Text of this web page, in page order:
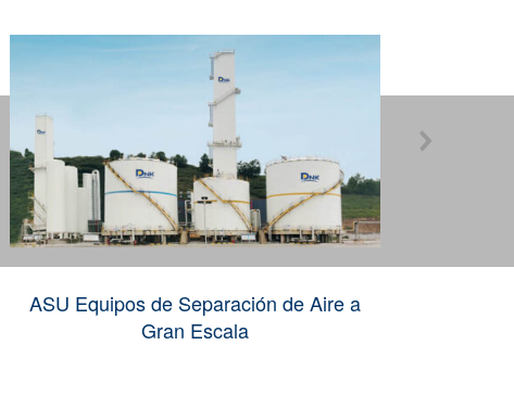
ASU Equipos de Separación de Aire a
Gran Escala
